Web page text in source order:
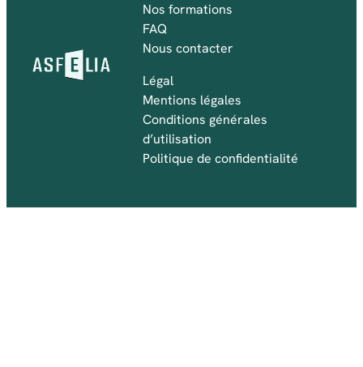
Nos formations
FAQ
Nous contacter
Légal
Mentions légales
Conditions générales
d’utilisation
Politique de confidentialité